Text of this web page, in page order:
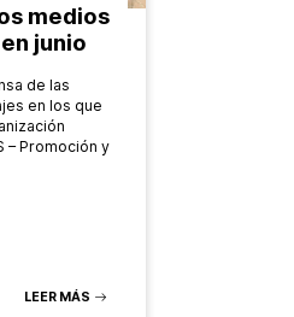
medios
junio
de las
en los que
– Promoción y
LEER MÁS